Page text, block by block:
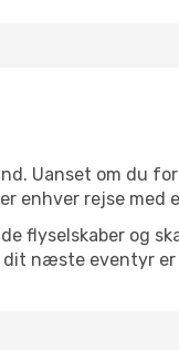
Uanset om du
enhver rejse med
flyselskaber og
næste eventyr